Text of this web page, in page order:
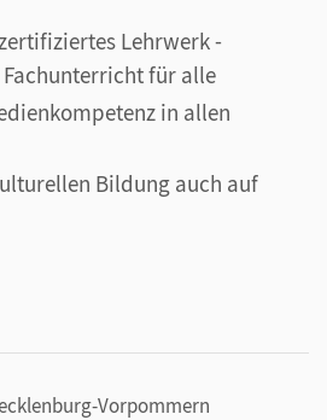
Lehrwerk -
für alle
in allen
Bildung auch auf
Vorpommern